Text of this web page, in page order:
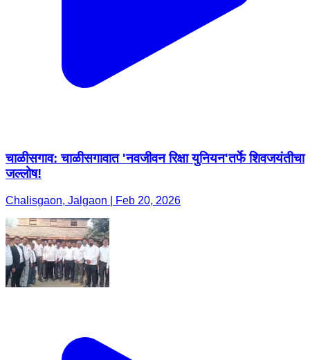
चाळीसगाव: चाळीसगावात 'नवजीवन रिक्षा युनियन'तर्फे शिवजयंतीचा
जल्लोष!
Chalisgaon, Jalgaon | Feb 20, 2026